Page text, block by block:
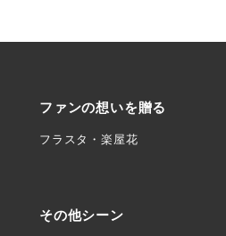
ファンの想いを贈る
フラスタ・楽屋花
その他シーン